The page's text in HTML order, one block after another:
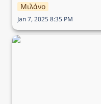
Μιλάνο
Jan 7, 2025 8:35 PM
Ταξίδι στη Ρώμη → 5